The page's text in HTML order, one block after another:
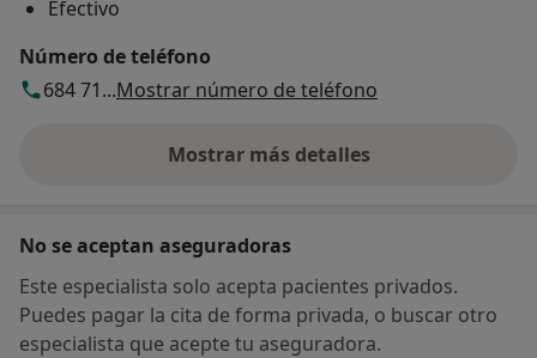
Efectivo
Número de teléfono
684 71...Mostrar número de teléfono
Mostrar más detalles
sobre la dirección
No se aceptan aseguradoras
Este especialista solo acepta pacientes privados.
Puedes pagar la cita de forma privada, o buscar otro
especialista que acepte tu aseguradora.